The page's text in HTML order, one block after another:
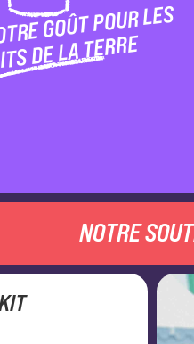
GOÛT POUR LES
DE LA TERRE
NOTRE